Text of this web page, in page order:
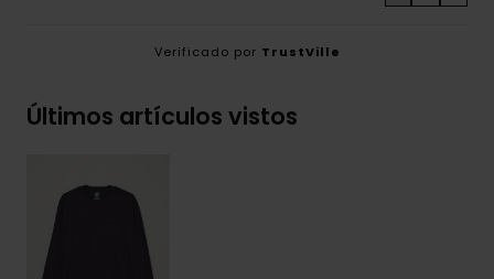
Verificado por TrustVille
Últimos artículos vistos